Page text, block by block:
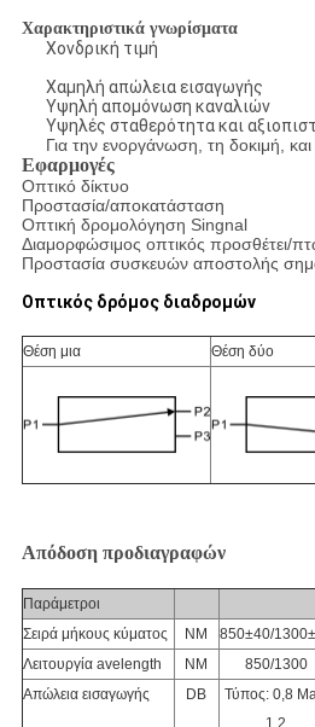
Χαρακτηριστικά γνωρίσματα
Χονδρική τιμή
Χαμηλή απώλεια εισαγωγής
Υψηλή απομόνωση καναλιών
Υψηλές σταθερότητα και
Για την ενοργάνωση, τη δοκιμή,
Εφαρμογές
Οπτικό δίκτυο
Προστασία/αποκατάσταση
Οπτική δρομολόγηση Singnal
Διαμορφώσιμος οπτικός προσθέτει/
Προστασία συσκευών αποστολής
Οπτικός δρόμος διαδρομών
Θέση μια Θέση δύο
Απόδοση προδιαγραφών
Παράμετροι
Σειρά μήκους κύματος
NM 850±40/
Λειτουργία avelength
NM 850/1300
Απώλεια εισαγωγής
DB
Τύπος: 0,8